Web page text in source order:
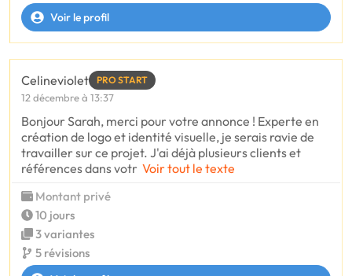
Voir le profil
Celineviolet PRO START
12 décembre à 13:37
Bonjour Sarah, merci pour votre annonce ! Experte en
création de logo et identité visuelle, je serais ravie de
travailler sur ce projet. J'ai déjà plusieurs clients et
références dans votr Voir tout le texte
Montant privé
10 jours
3 variantes
5 révisions